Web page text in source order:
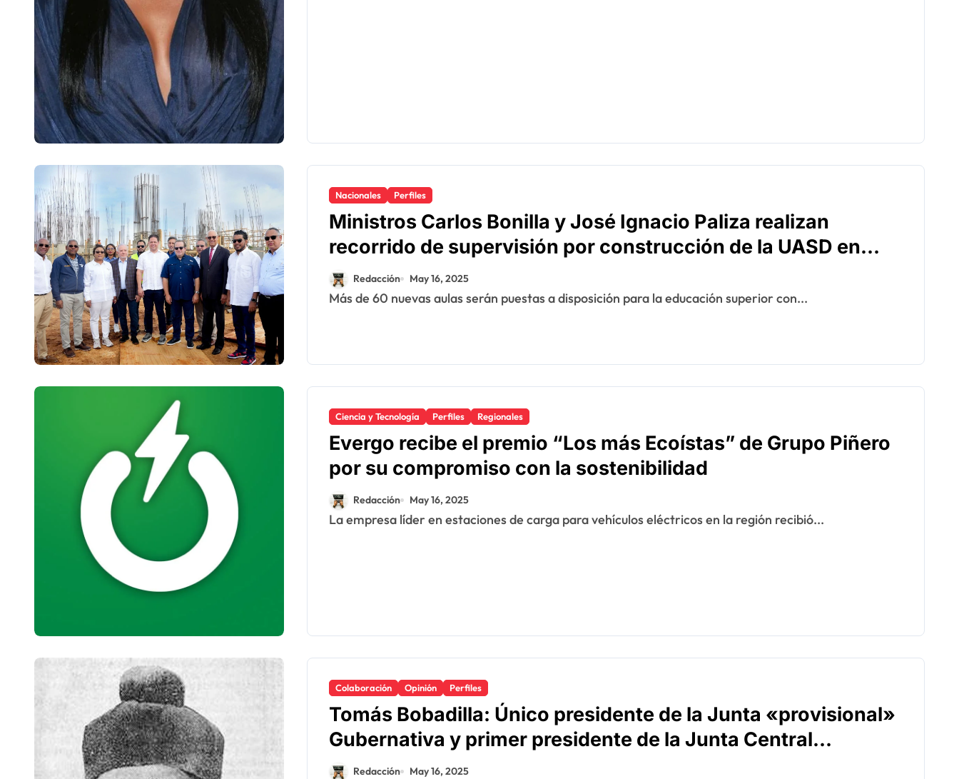
Nacionales Perfiles
Ministros Carlos Bonilla y José Ignacio Paliza realizan
recorrido de supervisión por construcción de la UASD en
Santo Domingo Este
Redacción May 16, 2025
Más de 60 nuevas aulas serán puestas a disposición para la educación superior con...
Ciencia y Tecnología Perfiles Regionales
Evergo recibe el premio “Los más Ecoístas” de Grupo Piñero
por su compromiso con la sostenibilidad
Redacción May 16, 2025
La empresa líder en estaciones de carga para vehículos eléctricos en la región recibió...
Colaboración Opinión Perfiles
Tomás Bobadilla: Único presidente de la Junta «provisional»
Gubernativa y primer presidente de la Junta Central
Gubernativa
Redacción May 16, 2025